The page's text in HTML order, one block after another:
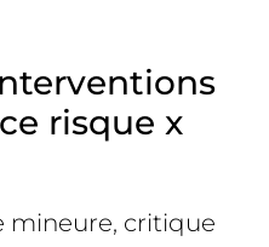
risque x
mineure, critique